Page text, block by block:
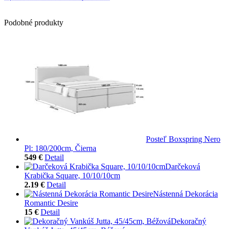
Podobné produkty
Posteľ Boxspring Nero
Pl: 180/200cm, Čierna
549 € Detail
Darčeková
Krabička Square, 10/10/10cm
2.19 € Detail
Nástenná Dekorácia
Romantic Desire
15 € Detail
Dekoračný